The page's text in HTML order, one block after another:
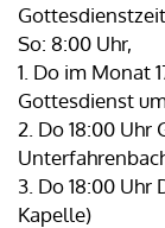
So: 8:00 Uhr,
1. Do im Monat
Gottesdienst
2. Do 18:00
3. Do 18:00 Uhr
Kapelle)